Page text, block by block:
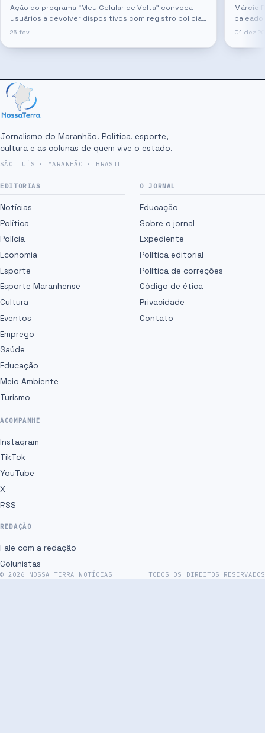
Ação do programa “Meu Celular de Volta” convoca
usuários a devolver dispositivos com registro policial
e prestar esclarecimentos
26 fev
Márcio
da
01 dez
Jornalismo do Maranhão. Política, esporte,
cultura e as colunas de quem vive o estado.
SÃO LUÍS · MARANHÃO · BRASIL
EDITORIAS
Notícias
Política
Polícia
Economia
Esporte
Esporte Maranhense
Cultura
Eventos
Emprego
Saúde
Educação
Meio Ambiente
Turismo
O JORNAL
Educação
Sobre o jornal
Expediente
Política editorial
Política de correções
Código de ética
Privacidade
Contato
ACOMPANHE
Instagram
TikTok
YouTube
X
RSS
REDAÇÃO
Fale com a redação
Colunistas
©2026 NOSSA TERRA NOTÍCIAS TODOS OS DIREITOS RESERVADOS